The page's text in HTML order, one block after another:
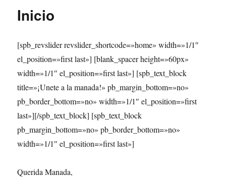
Inicio
[spb_revslider revslider_shortcode=»home» width=»1/1″
el_position=»first last»] [blank_spacer height=»60px»
width=»1/1″ el_position=»first last»] [spb_text_block
title=»¡Unete a la manada!» pb_margin_bottom=»no»
pb_border_bottom=»no» width=»1/1″ el_position=»first
last»][/spb_text_block] [spb_text_block
pb_margin_bottom=»no» pb_border_bottom=»no»
width=»1/1″ el_position=»first last»]
Querida Manada,